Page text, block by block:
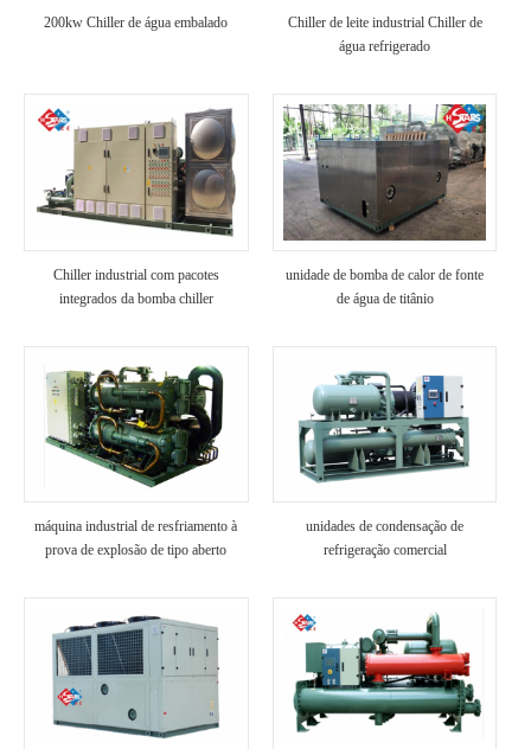
200kw Chiller de água embalado
Chiller de leite industrial Chiller de
água refrigerado
Chiller industrial com pacotes
integrados da bomba chiller
unidade de bomba de calor de fonte
de água de titânio
máquina industrial de resfriamento à
prova de explosão de tipo aberto
unidades de condensação de
refrigeração comercial